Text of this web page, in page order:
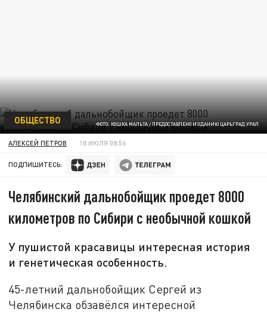
ФОТО: КОШКА МАЛЬТА / ПРЕДОСТАВЛЕНО ИЗДАНИЮ ЦАРЬГРАД УРАЛ
ОБЩЕСТВО
АЛЕКСЕЙ ПЕТРОВ 18 ИЮЛЯ 08:56
ПОДПИШИТЕСЬ:
Челябинский дальнобойщик проедет 8000
километров по Сибири с необычной кошкой
У пушистой красавицы интересная история
и генетическая особенность.
45-летний дальнобойщик Сергей из
Челябинска обзавёлся интересной